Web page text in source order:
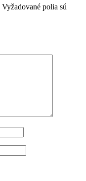
Vyžadované polia sú